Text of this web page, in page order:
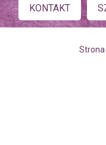
Main
KONTAKT